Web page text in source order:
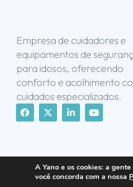
Empresa de cuidadores e
equipamentos de
para idosos, oferecendo
conforto e acolhimento
cuidados especializados.
Yano Cuidadores © 2025 | Todos
A Yano e os cookies: a gente
você concorda com a nossa